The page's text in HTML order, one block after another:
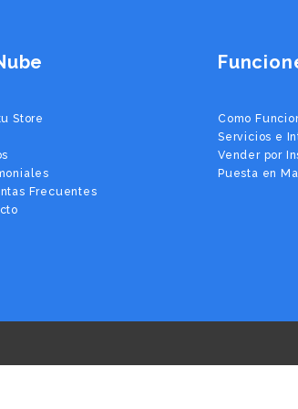
Store
Frecuentes
Como
Servicios e
Vender por
Puesta en